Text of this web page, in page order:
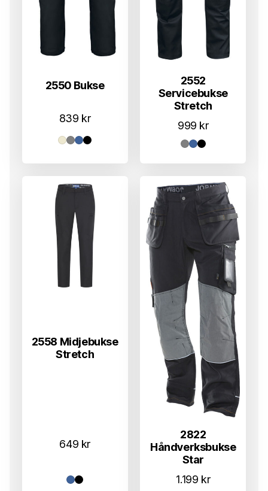
2550 Bukse
839 kr
2552
Servicebukse
Stretch
999 kr
2558 Midjebukse
Stretch
649 kr
2822
Håndverksbukse
Star
1.199 kr